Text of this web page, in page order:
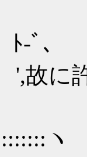
-ﾞ
許さ
ヽ